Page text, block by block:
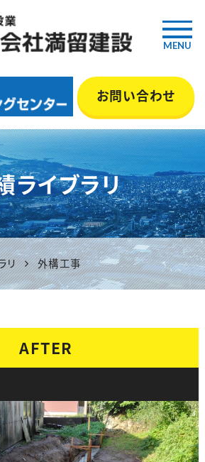
建設業『満留建
舗装・型枠・管工事
木野市
お問い合わせ
MENU
ライブラリ
リ 外構工事
AFTER